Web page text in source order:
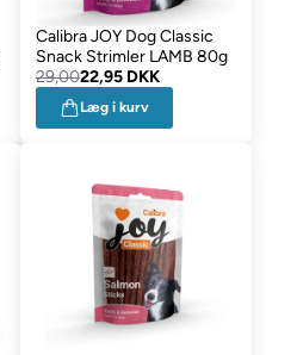
Calibra JOY Dog Classic
Snack Strimler LAMB 80g
29,0022,95 DKK
Læg i kurv